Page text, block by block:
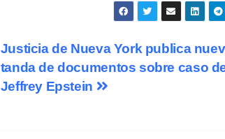
Justicia de Nueva York publica
tanda de documentos sobre caso
Jeffrey Epstein